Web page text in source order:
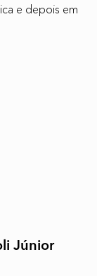
e depois em
Júnior